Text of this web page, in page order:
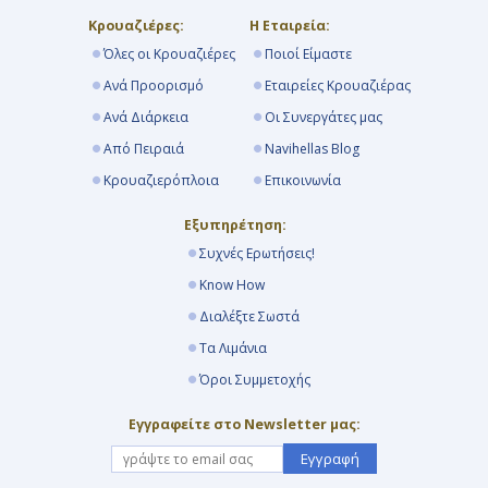
Κρουαζιέρες:
Όλες οι Κρουαζιέρες
Ανά Προορισμό
Ανά Διάρκεια
Από Πειραιά
Κρουαζιερόπλοια
Η Εταιρεία:
Ποιοί Είμαστε
Εταιρείες Κρουαζιέρας
Οι Συνεργάτες μας
Navihellas Blog
Επικοινωνία
Εξυπηρέτηση:
Συχνές Ερωτήσεις!
Know How
Διαλέξτε Σωστά
Τα Λιμάνια
Όροι Συμμετοχής
Εγγραφείτε στο Newsletter μας:
Εγγραφή